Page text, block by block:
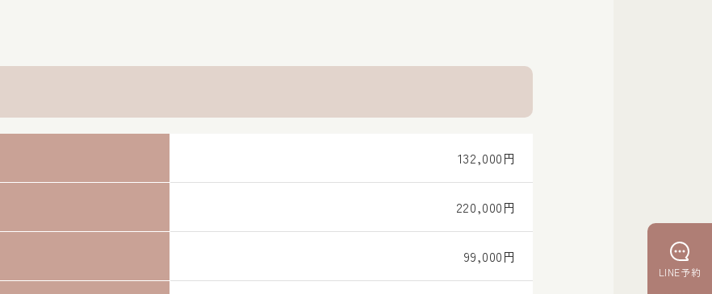
LINE予約
132,000円
220,000円
99,000円